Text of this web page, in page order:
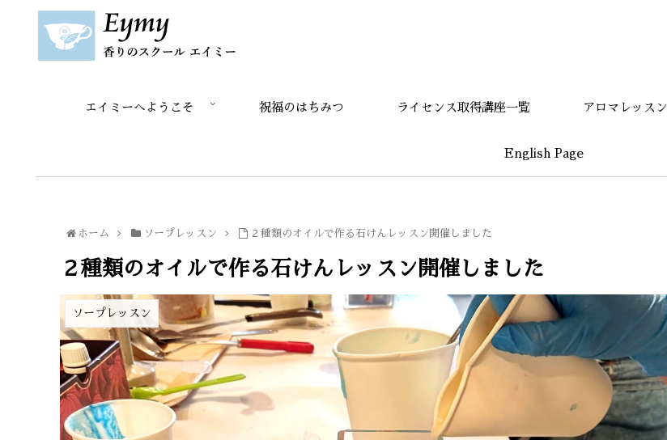
エイミーへようこそ 祝福のはちみつ ライセンス取得講座一覧 アロマレッスン
English Page
ホーム ソープレッスン ２種類のオイルで作る石けんレッスン開催しました
２種類のオイルで作る石けんレッスン開催しました
ソープレッスン